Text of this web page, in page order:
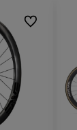
Do ulubionych